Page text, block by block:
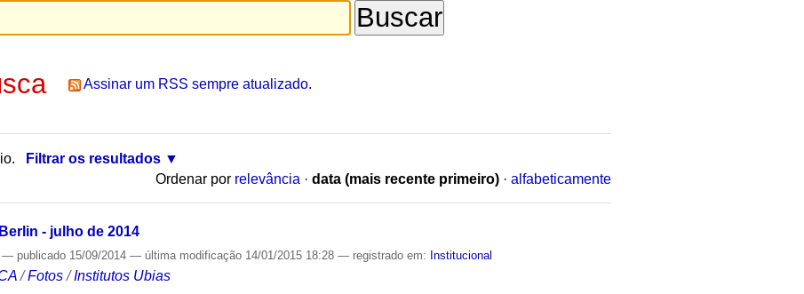
Assinar um RSS sempre atualizado.
Filtrar os resultados
Ordenar por relevância · data (mais recente primeiro) · alfabeticamente
- julho de 2014
— publicado 15/09/2014— última modificação 14/01/2015 18:28— registrado em: Institucional
/Fotos /Institutos Ubias